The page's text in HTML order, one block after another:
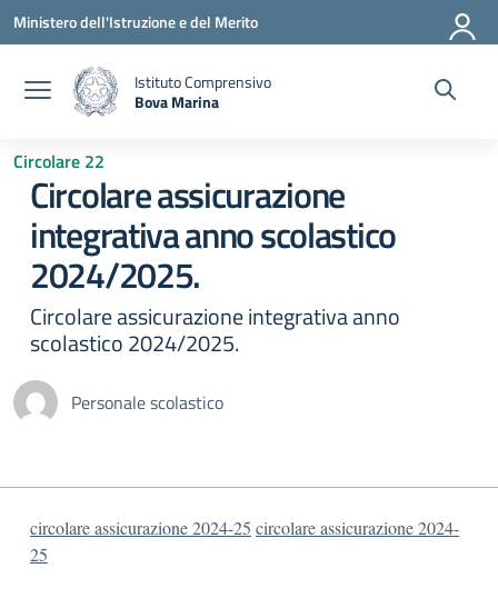
Vai ai contenuti
Vai al menu di navigazione
Vai al footer
Ministero dell'Istruzione e del Merito
Istituto Comprensivo
Bova Marina
Circolare 22
Circolare assicurazione
integrativa anno scolastico
2024/2025.
Circolare assicurazione integrativa anno
scolastico 2024/2025.
Personale scolastico
circolare assicurazione 2024-25 circolare assicurazione 2024-
25